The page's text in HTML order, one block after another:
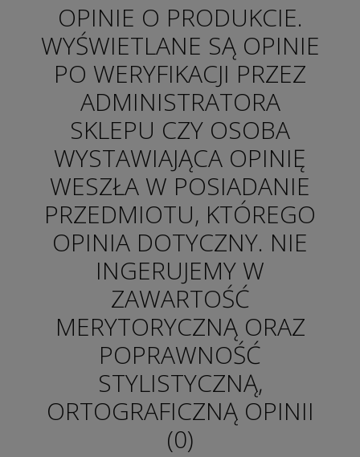
OPINIE O PRODUKCIE.
WYŚWIETLANE SĄ OPINIE
PO WERYFIKACJI PRZEZ
ADMINISTRATORA
SKLEPU CZY OSOBA
WYSTAWIAJĄCA OPINIĘ
WESZŁA W POSIADANIE
PRZEDMIOTU, KTÓREGO
OPINIA DOTYCZNY. NIE
INGERUJEMY W
ZAWARTOŚĆ
MERYTORYCZNĄ ORAZ
POPRAWNOŚĆ
STYLISTYCZNĄ,
ORTOGRAFICZNĄ OPINII
(0)